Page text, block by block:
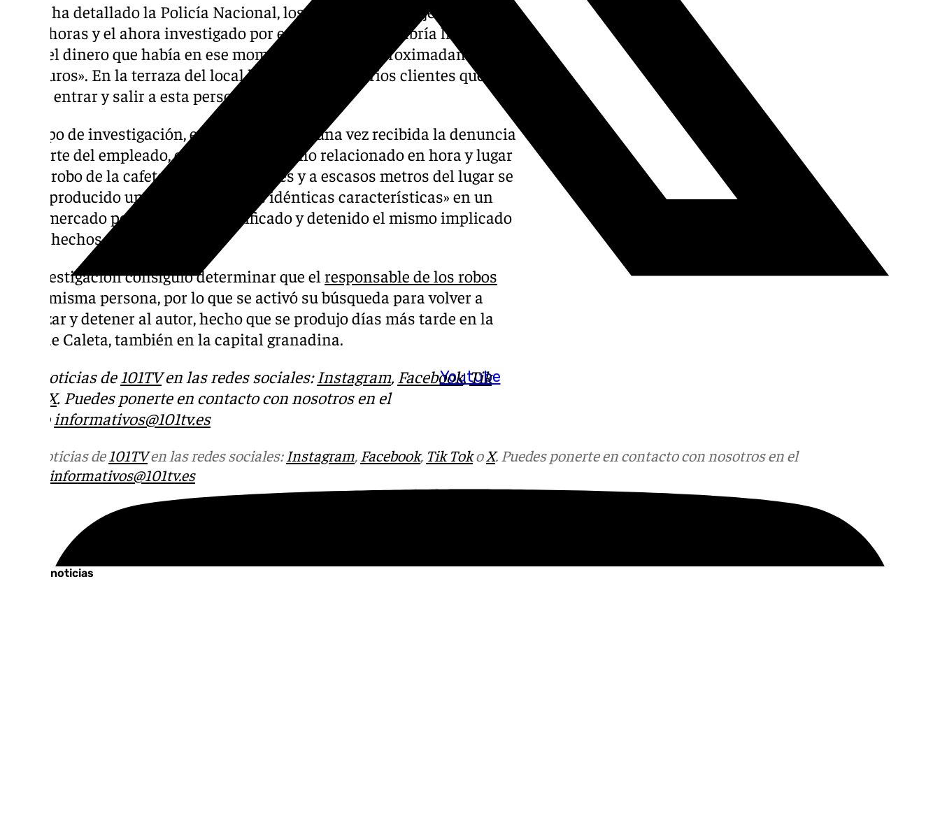
Youtube
Según ha detallado la Policía Nacional, los hechos se produjeron a las
22,00 horas y el ahora investigado por estos hechos se habría llevado
«todo el dinero que había en ese momento, que eran aproximadamente
cien euros». En la terraza del local había también varios clientes que
vieron entrar y salir a esta persona.
El grupo de investigación, en sus pesquisas, una vez recibida la denuncia
por parte del empleado, encontró otro hecho relacionado en hora y lugar
con el robo de la cafetería. Minutos antes y a escasos metros del lugar se
había producido un robo violento «de idénticas características» en un
supermercado por el que fue identificado y detenido el mismo implicado
en los hechos de la cafetería.
La investigación consiguió determinar que el responsable de los robos
era la misma persona, por lo que se activó su búsqueda para volver a
localizar y detener al autor, hecho que se produjo días más tarde en la
zona de Caleta, también en la capital granadina.
Más noticias de 101TVen las redes sociales:Instagram, Facebook,Tik
X. Puedes ponerte en contacto con nosotros en el
correo informativos@101tv.es
Más noticias de101TVen las redes sociales:Instagram, Facebook, Tik TokoX. Puedes ponerte en contacto con nosotros en el
informativos@101tv.es
Últimas noticias